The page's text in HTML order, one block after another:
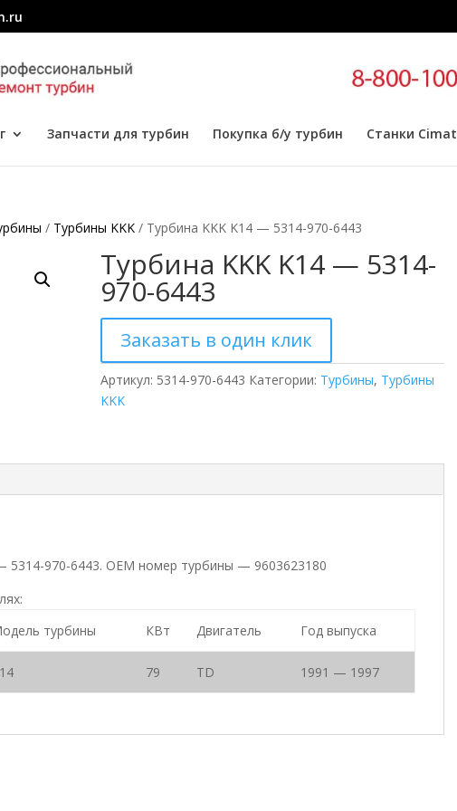
Запчасти для турбин Покупка б/у турбин Станки Cimat
/ Турбины KKK / Турбина KKK K14 — 5314-970-6443
Турбина KKK K14 — 5314-
970-6443
Заказать в один клик
Артикул: 5314-970-6443 Категории: Турбины, Турбины
KKK
5314-970-6443. ОЕМ номер турбины — 9603623180
турбины КВт Двигатель Год выпуска
79 TD 1991 — 1997